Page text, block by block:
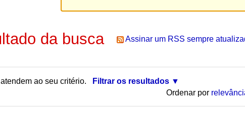
da busca Assinar um RSS sempre
ao seu critério.
Filtrar os resultados
Ordenar por